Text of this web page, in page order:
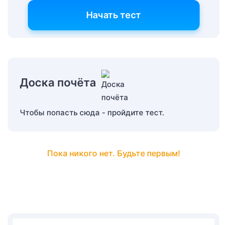
Начать тест
Доска почёта
Чтобы попасть сюда - пройдите тест.
Пока никого нет. Будьте первым!